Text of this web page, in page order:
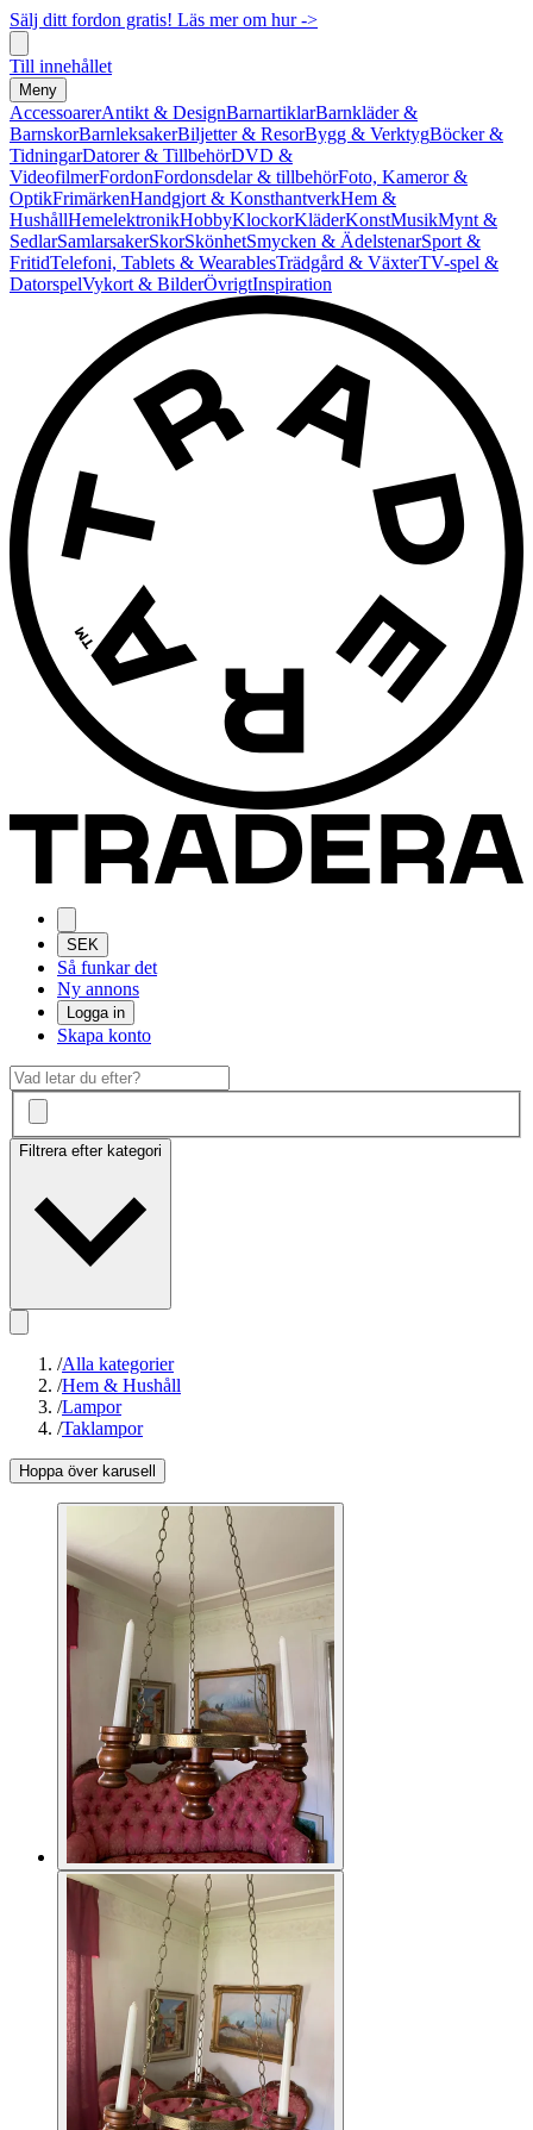
Sälj ditt fordon gratis! Läs mer om hur ->
Till innehållet
Meny
AccessoarerAntikt & DesignBarnartiklarBarnkläder &
BarnskorBarnleksakerBiljetter & ResorBygg & VerktygBöcker &
TidningarDatorer & TillbehörDVD &
VideofilmerFordonFordonsdelar & tillbehörFoto, Kameror &
OptikFrimärkenHandgjort & KonsthantverkHem &
HushållHemelektronikHobbyKlockorKläderKonstMusikMynt &
SedlarSamlarsakerSkorSkönhetSmycken & ÄdelstenarSport &
FritidTelefoni, Tablets & WearablesTrädgård & VäxterTV-spel &
DatorspelVykort & BilderÖvrigtInspiration
SEK
Så funkar det
Ny annons
Logga in
Skapa konto
Filtrera efter kategori
/Alla kategorier
/Hem & Hushåll
/Lampor
/Taklampor
Hoppa över karusell